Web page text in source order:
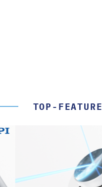
TOP-FEATURE